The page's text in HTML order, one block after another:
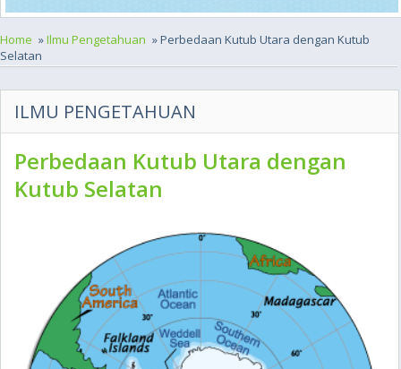
Home »Ilmu Pengetahuan » Perbedaan Kutub Utara dengan Kutub
Selatan
ILMU PENGETAHUAN
Perbedaan Kutub Utara dengan
Kutub Selatan